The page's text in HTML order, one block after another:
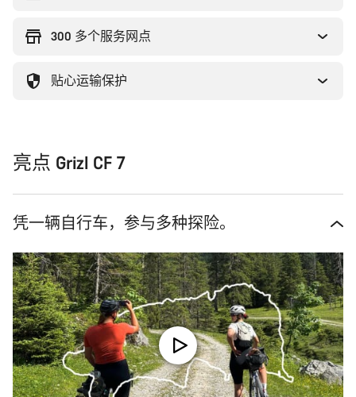
300 多个服务网点
贴心运输保护
亮点 Grizl CF 7
凭一辆自行车，参与多种探险。